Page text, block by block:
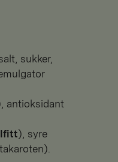
sukker,
antioksidant
), syre